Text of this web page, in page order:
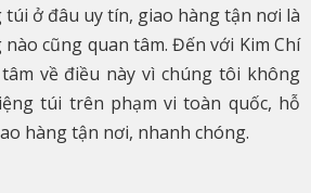
túi ở đâu uy tín, giao hàng tận nơi là
cũng quan tâm. Đến với Kim Chí
về điều này vì chúng tôi không
túi trên phạm vi toàn quốc, hỗ
hàng tận nơi, nhanh chóng.